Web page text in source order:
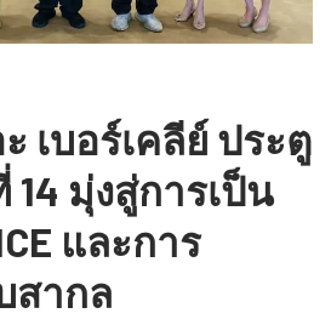
เบอร์เคลีย์ ประตู
มุ่งสู่การเป็น
และการ
สากล